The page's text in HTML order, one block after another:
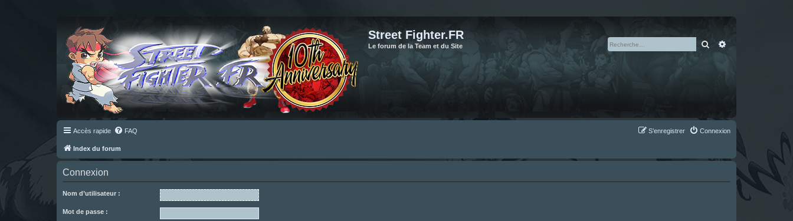
Street Fighter.FR
Le forum de la Team et du Site Rechercher
Accès rapide FAQ Connexion
S’enregistrer
Index du forum
Connexion
Nom d’utilisateur :
Mot de passe :